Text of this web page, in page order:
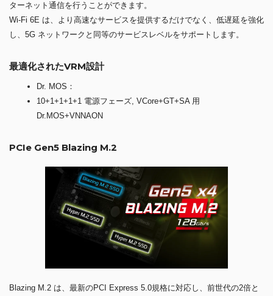
ターネット通信を行うことができます。
Wi-Fi 6E は、より高速なサービスを提供するだけでなく、低遅延を強化
し、5G ネットワークと同等のサービスレベルをサポートします。
最適化されたVRM設計
Dr. MOS：
10+1+1+1+1 電源フェーズ, VCore+GT+SA 用
Dr.MOS+VNNAON
PCIe Gen5 Blazing M.2
Blazing M.2 は、最新のPCI Express 5.0規格に対応し、前世代の2倍と